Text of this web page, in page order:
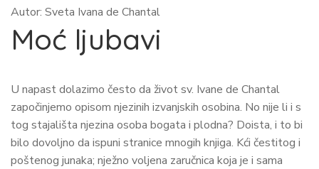
Autor: Sveta Ivana de Chantal
Moć ljubavi
U napast dolazimo često da život sv. Ivane de Chantal
započinjemo opisom njezinih izvanjskih osobina. No nije li i s
tog stajališta njezina osoba bogata i plodna? Doista, i to bi
bilo dovoljno da ispuni stranice mnogih knjiga. Kći čestitog i
poštenog junaka; nježno voljena zaručnica koja je i sama